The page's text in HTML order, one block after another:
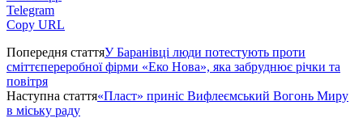
Telegram
Copy URL
Попередня статтяУ Баранівці люди потестують проти
сміттєпереробної фірми «Еко Нова», яка забруднює річки та
повітря
Наступна стаття«Пласт» приніс Вифлеємський Вогонь Миру
в міську раду